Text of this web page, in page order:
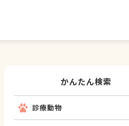
かんたん検索
診療動物